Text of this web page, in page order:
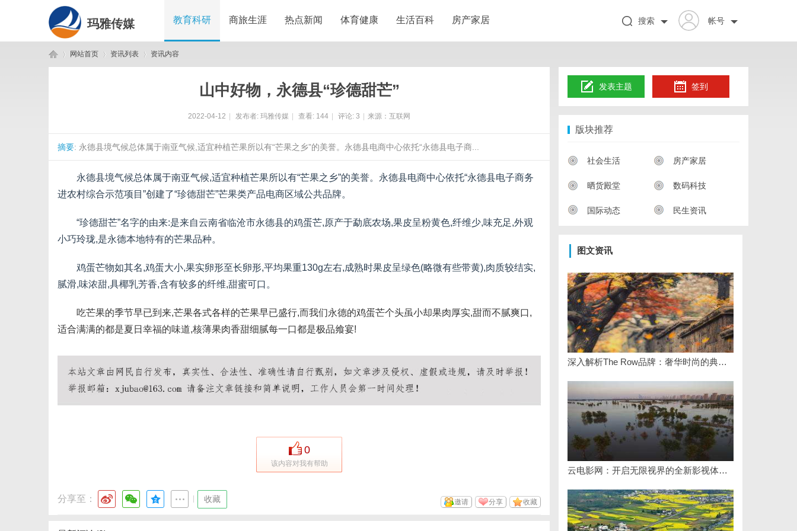
玛雅传媒 教育科研 商旅生涯 热点新闻 体育健康 生活百科 房产家居 帐号
搜索
网站首页 资讯列表 资讯内容
山中好物，永德县“珍德甜芒”
2022-04-12 发布者: 玛雅传媒 查看: 144 评论: 3 来源：互联网
摘要: 永德县境气候总体属于南亚气候,适宜种植芒果所以有“芒果之乡”的美誉。永德县电商中心依托“永德县电子商...
永德县境气候总体属于南亚气候,适宜种植芒果所以有“芒果之乡”的美誉。永德县电商中心依托“永德县电子商务
进农村综合示范项目”创建了“珍德甜芒”芒果类产品电商区域公共品牌。
“珍德甜芒”名字的由来:是来自云南省临沧市永德县的鸡蛋芒,原产于勐底农场,果皮呈粉黄色,纤维少,味充足,外观
小巧玲珑,是永德本地特有的芒果品种。
鸡蛋芒物如其名,鸡蛋大小,果实卵形至长卵形,平均果重130g左右,成熟时果皮呈绿色(略微有些带黄),肉质较结实,
腻滑,味浓甜,具椰乳芳香,含有较多的纤维,甜蜜可口。
吃芒果的季节早已到来,芒果各式各样的芒果早已盛行,而我们永德的鸡蛋芒个头虽小却果肉厚实,甜而不腻爽口,
适合满满的都是夏日幸福的味道,核薄果肉香甜细腻每一口都是极品飨宴!
0
该内容对我有帮助
分享至： 收藏 收藏
分享
邀请
发表主题 签到
版块推荐
社会生活 房产家居
晒货殿堂 数码科技
国际动态 民生资讯
图文资讯
深入解析The Row品牌：奢华时尚的典范与设计哲学
云电影网：开启无限视界的全新影视体验之旅